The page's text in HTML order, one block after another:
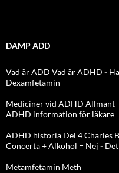
DAMP ADD
Vad är ADD Vad är ADHD -
Dexamfetamin -
Mediciner vid ADHD Allmänt-
ADHD information för läkare
ADHD historia Del 4 Charles
Concerta + Alkohol = Nej -
Metamfetamin Meth